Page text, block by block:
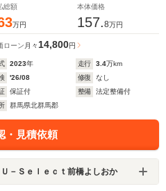
総額
万円
本体価格
157.8万円
ローン 月々 14,800円
2023年 走行 3.4万km
'26/08 修復
なし
保証付 整備
法定整備付
群馬県北群馬郡
・見積依頼
－Ｓｅｌｅｃｔ前橋よしおか